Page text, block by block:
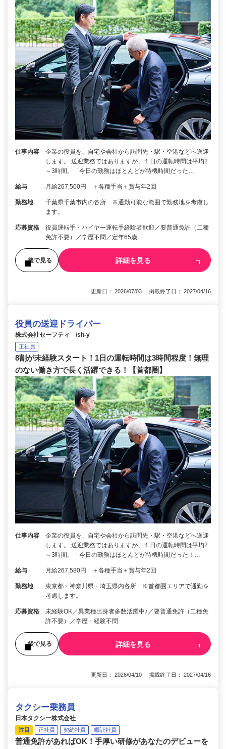
仕事内容
企業の役員を、自宅や会社から訪問先・駅・空港などへ送迎
します。 送迎業務ではありますが、１日の運転時間は平均2
～3時間。「今日の勤務はほとんどが待機時間だった…
給与 月給267,500円 ＋各種手当＋賞与年2回
勤務地
千葉県千葉市内の各所 ※通勤可能な範囲で勤務地を考慮し
ます。
応募資格
役員運転手・ハイヤー運転手経験者歓迎／要普通免許（二種
免許不要）／学歴不問／定年65歳
後で見る 詳細を見る
更新日： 2026/07/03 掲載終了日： 2027/04/16
役員の送迎ドライバー
株式会社セーフティ /sh-y
正社員
8割が未経験スタート！1日の運転時間は3時間程度！無理
のない働き方で長く活躍できる！【首都圏】
仕事内容
企業の役員を、自宅や会社から訪問先・駅・空港などへ送迎
します。 送迎業務ではありますが、１日の運転時間は平均2
～3時間。「今日の勤務はほとんどが待機時間だった！…
給与 月給267,580円 ＋各種手当＋賞与年2回
勤務地
東京都・神奈川県・埼玉県内各所 ※首都圏エリアで通勤を
考慮します。
応募資格
未経験OK／異業種出身者多数活躍中♪／要普通免許（二種免
許不要）／学歴・経験不問
後で見る 詳細を見る
更新日： 2026/04/10 掲載終了日： 2027/04/16
タクシー乗務員
日本タクシー株式会社
注目 正社員 契約社員 嘱託社員
普通免許があればOK！手厚い研修があなたのデビューを